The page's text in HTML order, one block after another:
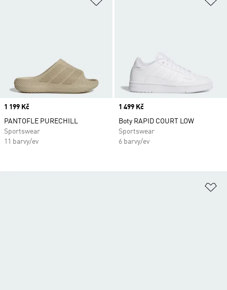
Price
1 199 Kč
PANTOFLE PURECHILL
Sportswear
11 barvy/ev
Price
1 499 Kč
Boty RAPID COURT LOW
Sportswear
6 barvy/ev